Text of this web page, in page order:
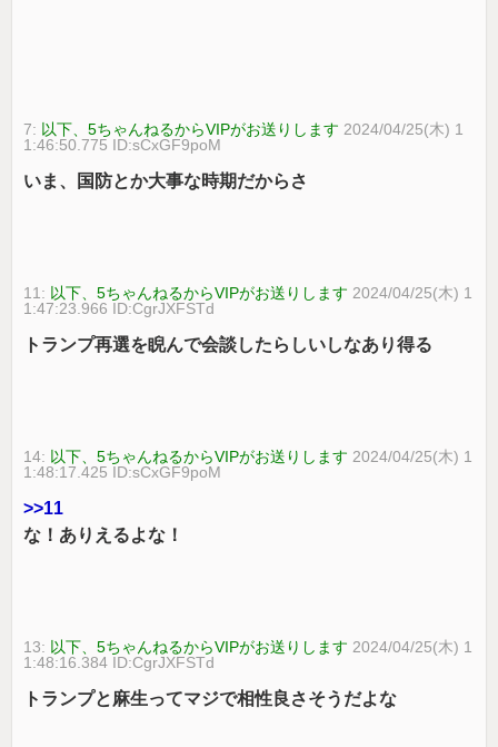
7: 以下、5ちゃんねるからVIPがお送りします 2024/04/25(木) 1
1:46:50.775 ID:sCxGF9poM
いま、国防とか大事な時期だからさ
11: 以下、5ちゃんねるからVIPがお送りします 2024/04/25(木) 1
1:47:23.966 ID:CgrJXFSTd
トランプ再選を睨んで会談したらしいしなあり得る
14: 以下、5ちゃんねるからVIPがお送りします 2024/04/25(木) 1
1:48:17.425 ID:sCxGF9poM
>>11
な！ありえるよな！
13: 以下、5ちゃんねるからVIPがお送りします 2024/04/25(木) 1
1:48:16.384 ID:CgrJXFSTd
トランプと麻生ってマジで相性良さそうだよな